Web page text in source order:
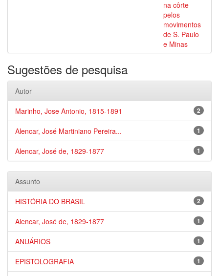
na côrte
pelos
movimentos
de S. Paulo
e Minas
Sugestões de pesquisa
Autor
2
Marinho, Jose Antonio, 1815-1891
1
Alencar, José Martiniano Pereira...
1
Alencar, José de, 1829-1877
Assunto
2
HISTÓRIA DO BRASIL
1
Alencar, José de, 1829-1877
1
ANUÁRIOS
1
EPISTOLOGRAFIA